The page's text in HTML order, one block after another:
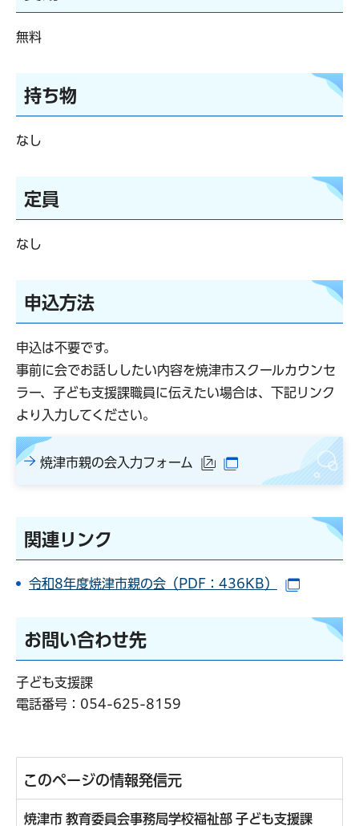
無料
持ち物
なし
定員
なし
申込方法
申込は不要です。
事前に会でお話ししたい内容を焼津市スクールカウンセ
ラー、子ども支援課職員に伝えたい場合は、下記リンク
より入力してください。
焼津市親の会入力フォーム （外部サイトへリンク）
（別ウインドウで開
関連リンク
令和8年度焼津市親の会（PDF：436KB）
お問い合わせ先
子ども支援課
電話番号： 054-625-8159
このページの情報発信元
焼津市 教育委員会事務局学校福祉部 子ども支援課